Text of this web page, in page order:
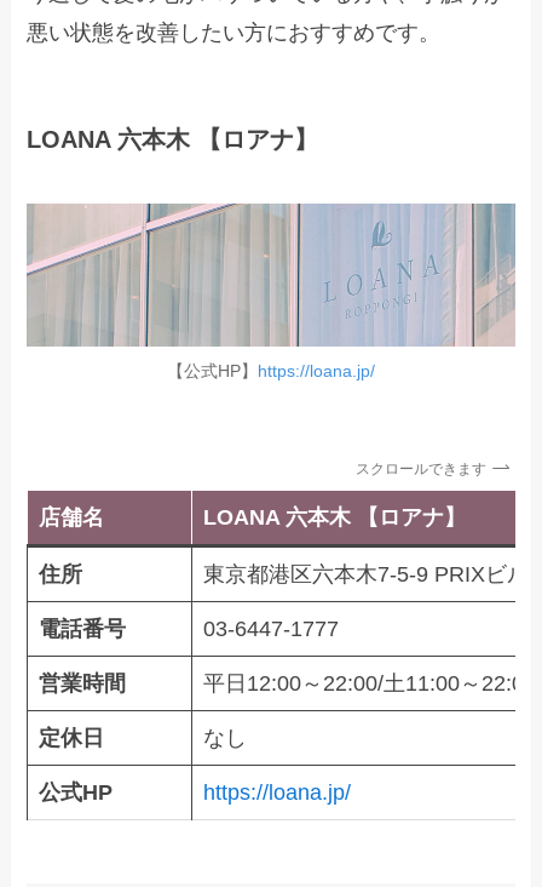
悪い状態を改善したい方におすすめです。
LOANA 六本木 【ロアナ】
【公式HP】 https://loana.jp/
スクロールできます
店舗名 LOANA 六本木 【ロアナ】
住所 東京都港区六本木7-5-9 PRIXビル
電話番号 03-6447-1777
営業時間 平日12:00～22:00/土11:00～
定休日 なし
公式HP https://loana.jp/